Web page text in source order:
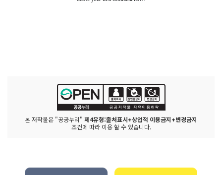
본 저작물은 "공공누리" 제4유형:출처표시+상업적 이용금지+변경금지
조건에 따라 이용 할 수 있습니다.